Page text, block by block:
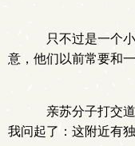
只不过是一个
意，他们以前常要和
亲苏分子打交道
我问起了：这附近有